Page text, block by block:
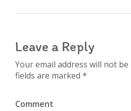
Leave a Reply
Your email address will not
fields are marked *
Comment